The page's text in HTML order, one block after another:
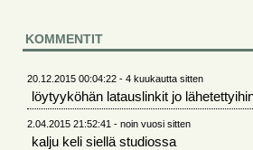
KOMMENTIT
20.12.2015 00:04:22 - 4 kuukautta sitten
löytyyköhän latauslinkit jo
2.04.2015 21:52:41 - noin vuosi sitten
kalju keli siellä studiossa